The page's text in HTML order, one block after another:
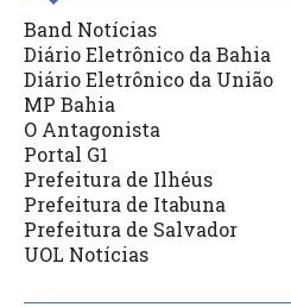
Band Notícias
Diário Eletrônico da Bahia
Diário Eletrônico da União
MP Bahia
O Antagonista
Portal G1
Prefeitura de Ilhéus
Prefeitura de Itabuna
Prefeitura de Salvador
UOL Notícias